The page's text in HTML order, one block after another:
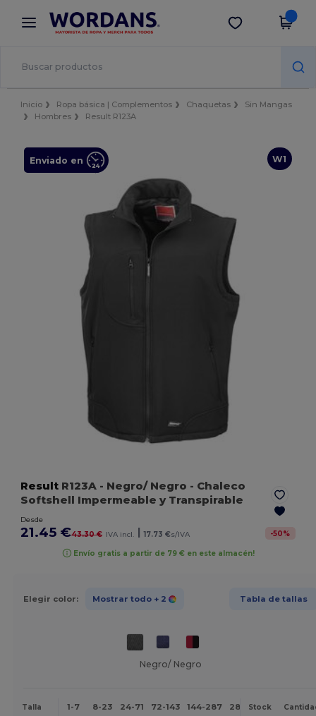
× App de Wordans
¡Mejores precios en app!
Descargar app
Inicio Ropa básica | Complementos Chaquetas
Sin Mangas
Hombres
Result R123A
W1
Enviado en
Result R123A - Negro/ Negro - Chaleco
Softshell Impermeable y Transpirable
Desde
21.45 €43.30 € IVA incl. 17.73 €s/IVA -50%
Envío gratis a partir de 79 € en este almacén!
Elegir color: Mostrar todo + 2 Tabla de tallas
Negro/ Negro
Talla 1-7 8-23 24-71 72-143 144-287 288 + Más
Stock